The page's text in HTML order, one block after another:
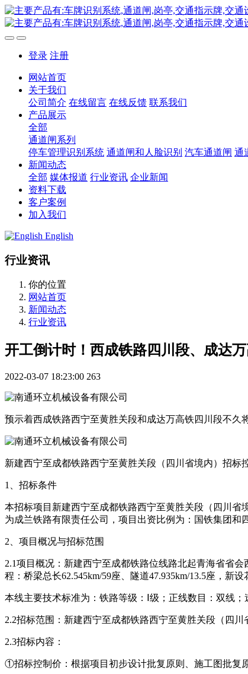
登录 注册
网站首页
关于我们
公司简介 在线留言 在线反馈 联系我们
产品展示
全部
通道闸系列
停车管理识别系统 通道闸和人脸识别 汽车通道闸 通
新闻动态
全部 媒体报道 行业资讯 企业新闻
资料下载
客户案例
加入我们
English
行业资讯
你的位置
网站首页
新闻动态
行业资讯
开工倒计时！西成铁路四川段、成达
2022-03-07 18:23:00 263
预示着西成铁路西宁至黄胜关段和成达万高铁四川段不久
新建西宁至成都铁路西宁至黄胜关段（四川省境内）招
1、招标条件
本招标项目新建西宁至成都铁路西宁至黄胜关段（四川省
为成兰铁路有限责任公司，项目出资比例为：国铁集团和
2、项目概况与招标范围
2.1项目概况：新建西宁至成都铁路位线路北起青海省省
程：桥梁总长62.545km/59座、隧道47.935km/13.5座，新
本线主要技术标准为：铁路等级：Ⅰ级；正线数目：双线；
2.2招标范围：新建西宁至成都铁路西宁至黄胜关段（四
2.3招标内容：
①招标控制价：根据项目初步设计批复原则、施工图批复